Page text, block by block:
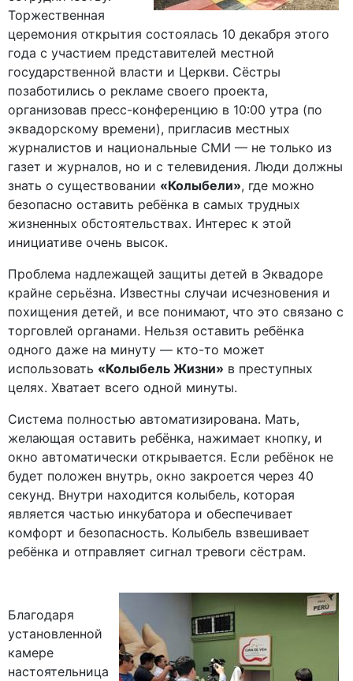
Торжественная
церемония открытия состоялась 10 декабря этого
года с участием представителей местной
государственной власти и Церкви. Сёстры
позаботились о рекламе своего проекта,
организовав пресс-конференцию в 10:00 утра (по
эквадорскому времени), пригласив местных
журналистов и национальные СМИ — не только из
газет и журналов, но и с телевидения. Люди должны
знать о существовании «Колыбели», где можно
безопасно оставить ребёнка в самых трудных
жизненных обстоятельствах. Интерес к этой
инициативе очень высок.
Проблема надлежащей защиты детей в Эквадоре
крайне серьёзна. Известны случаи исчезновения и
похищения детей, и все понимают, что это связано с
торговлей органами. Нельзя оставить ребёнка
одного даже на минуту — кто-то может
использовать «Колыбель Жизни» в преступных
целях. Хватает всего одной минуты.
Система полностью автоматизирована. Мать,
желающая оставить ребёнка, нажимает кнопку, и
окно автоматически открывается. Если ребёнок не
будет положен внутрь, окно закроется через 40
секунд. Внутри находится колыбель, которая
является частью инкубатора и обеспечивает
комфорт и безопасность. Колыбель взвешивает
ребёнка и отправляет сигнал тревоги сёстрам.
Благодаря
установленной
камере
настоятельница